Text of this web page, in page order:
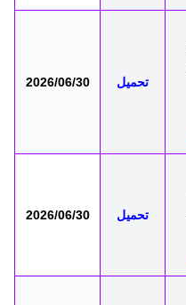
تحميل 2026/06/30
تحميل 2026/06/30